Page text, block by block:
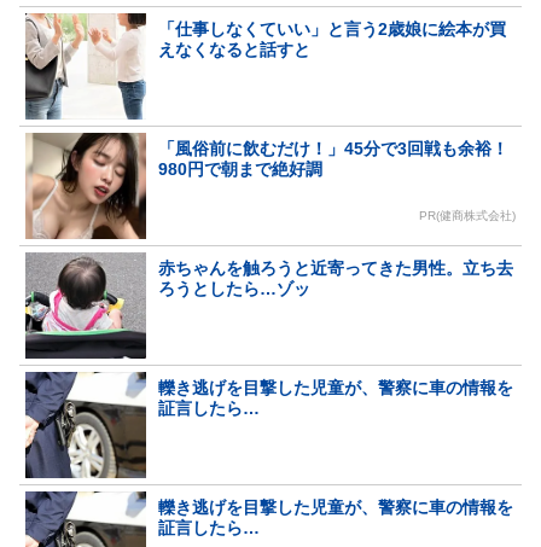
「仕事しなくていい」と言う2歳娘に絵本が買
えなくなると話すと
「風俗前に飲むだけ！」45分で3回戦も余裕！
980円で朝まで絶好調
PR(健商株式会社)
赤ちゃんを触ろうと近寄ってきた男性。立ち去
ろうとしたら…ゾッ
轢き逃げを目撃した児童が、警察に車の情報を
証言したら…
轢き逃げを目撃した児童が、警察に車の情報を
証言したら…